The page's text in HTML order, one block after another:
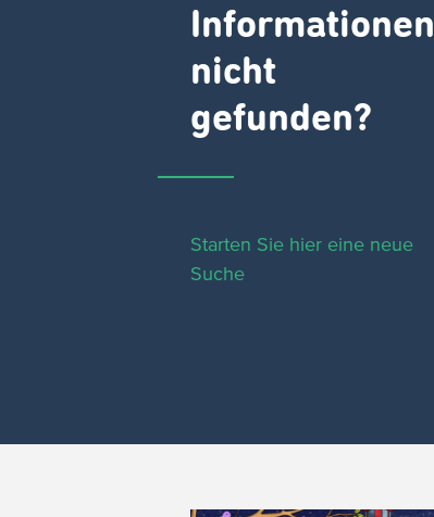
Informationen
nicht
gefunden?
Starten Sie hier eine neue
Suche